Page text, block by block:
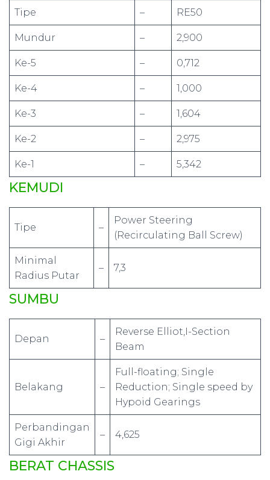
Tipe – RE50
Mundur – 2,900
Ke-5 – 0,712
Ke-4 – 1,000
Ke-3 – 1,604
Ke-2 – 2,975
Ke-1 – 5,342
KEMUDI
Tipe –
Power Steering
(Recirculating Ball Screw)
Minimal
Radius Putar
– 7,3
SUMBU
Depan –
Reverse Elliot,I-Section
Beam
Belakang –
Full-floating; Single
Reduction; Single speed by
Hypoid Gearings
Perbandingan
Gigi Akhir
– 4,625
BERAT CHASSIS